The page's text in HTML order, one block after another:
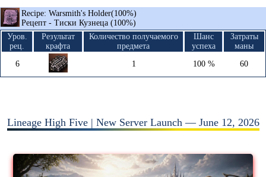
Recipe: Warsmith's Holder(100%)
Рецепт - Тиски Кузнеца (100%)
Уров.
рец.
Результат
крафта
Количество получаемого
предмета
Шанс
успеха
Затраты
маны
6
1 100 % 60
Lineage High Five | New Server Launch — June 12, 2026